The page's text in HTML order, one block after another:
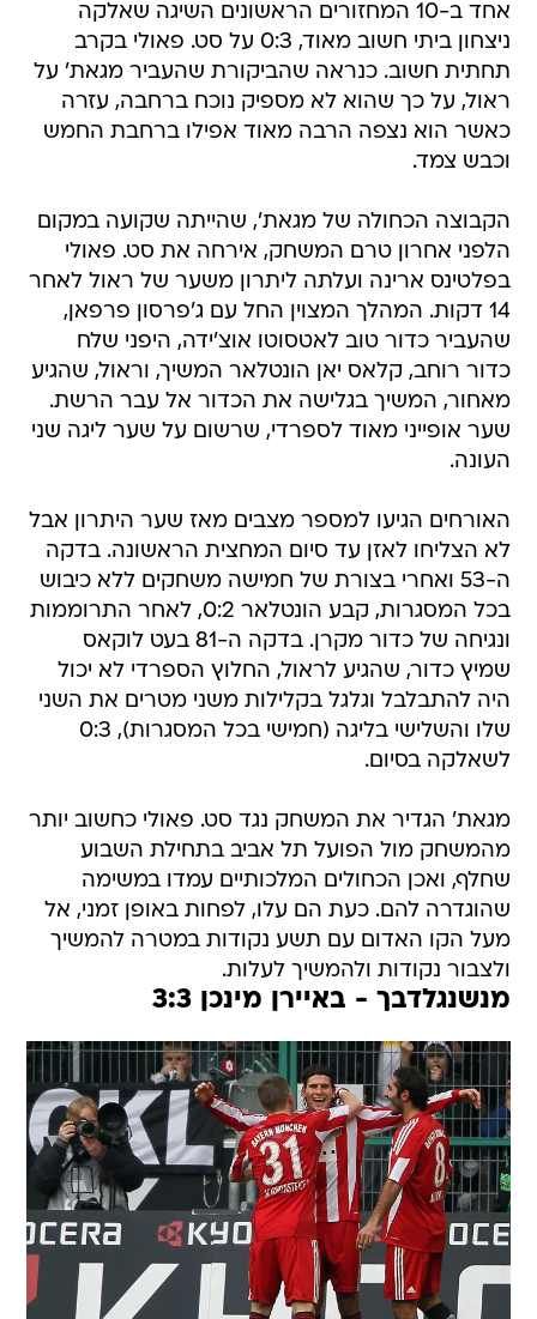
אחד ב-10 המחזורים הראשונים השיגה שאלקה
ניצחון ביתי חשוב מאוד, 0:3 על סט. פאולי בקרב
תחתית חשוב. כנראה שהביקורת שהעביר מגאת' על
ראול, על כך שהוא לא מספיק נוכח ברחבה, עזרה
כאשר הוא נצפה הרבה מאוד אפילו ברחבת החמש
וכבש צמד.
הקבוצה הכחולה של מגאת', שהייתה שקועה במקום
הלפני אחרון טרם המשחק, אירחה את סט. פאולי
בפלטינס ארינה ועלתה ליתרון משער של ראול לאחר
14 דקות. המהלך המצוין החל עם ג'פרסון פרפאן,
שהעביר כדור טוב לאטסוטו אוצ'ידה, היפני שלח
כדור רוחב, קלאס יאן הונטלאר המשיך, וראול, שהגיע
מאחור, המשיך בגלישה את הכדור אל עבר הרשת.
שער אופייני מאוד לספרדי, שרשום על שער ליגה שני
העונה.
האורחים הגיעו למספר מצבים מאז שער היתרון אבל
לא הצליחו לאזן עד סיום המחצית הראשונה. בדקה
ה-53 ואחרי בצורת של חמישה משחקים ללא כיבוש
בכל המסגרות, קבע הונטלאר 0:2, לאחר התרוממות
ונגיחה של כדור מקרן. בדקה ה-81 בעט לוקאס
שמיץ כדור, שהגיע לראול, החלוץ הספרדי לא יכול
היה להתבלבל וגלגל בקלילות משני מטרים את השני
שלו והשלישי בליגה (חמישי בכל המסגרות), 0:3
לשאלקה בסיום.
מגאת' הגדיר את המשחק נגד סט. פאולי כחשוב יותר
מהמשחק מול הפועל תל אביב בתחילת השבוע
שחלף, ואכן הכחולים המלכותיים עמדו במשימה
שהוגדרה להם. כעת הם עלו, לפחות באופן זמני, אל
מעל הקו האדום עם תשע נקודות במטרה להמשיך
ולצבור נקודות ולהמשיך לעלות.
מנשנגלדבך - באיירן מינכן 3:3